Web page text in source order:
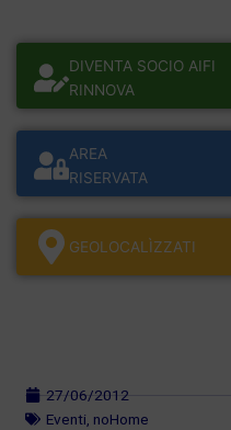
DIVENTA SOCIO AIFI
RINNOVA
AREA
RISERVATA
GEOLOCALÌZZATI
27/06/2012
Eventi, noHome